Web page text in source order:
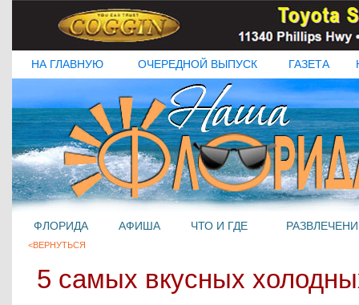
НА ГЛАВНУЮ ОЧЕРЕДНОЙ ВЫПУСК ГАЗЕТА
ФЛОРИДА АФИША ЧТО И ГДЕ
<ВЕРНУТЬСЯ
5 самых вкусных